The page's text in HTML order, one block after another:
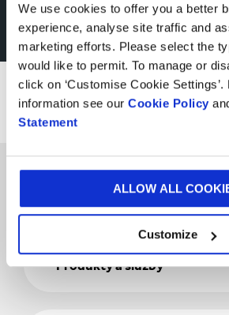
We use cookies to offer you a better
experience, analyse site traffic and
marketing efforts. Please select the
would like to permit. To manage or
click on ‘Customise Cookie Settings’.
information see our Cookie Policy
Statement
ALLOW ALL
Customize
Nechte se
návštěvou
našich
Produkty a služby